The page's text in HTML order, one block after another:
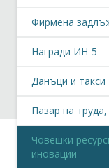
Фирмена
Награди ИН-5
Данъци и такси
Пазар на
Човешки
иновации